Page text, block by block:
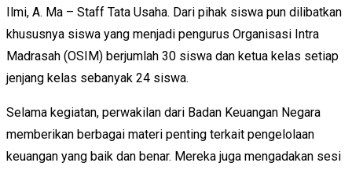
Ilmi, A. Ma – Staff Tata Usaha. Dari pihak siswa pun dilibatkan
khususnya siswa yang menjadi pengurus Organisasi Intra
Madrasah (OSIM) berjumlah 30 siswa dan ketua kelas setiap
jenjang kelas sebanyak 24 siswa.
Selama kegiatan, perwakilan dari Badan Keuangan Negara
memberikan berbagai materi penting terkait pengelolaan
keuangan yang baik dan benar. Mereka juga mengadakan sesi